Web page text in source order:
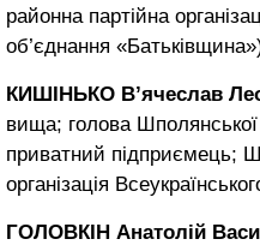
районна партійна
об’єднання
КИШІНЬКО В’ячеслав
вища; голова Шполянської
приватний підприємець;
організація
ГОЛОВКІН Анатолій